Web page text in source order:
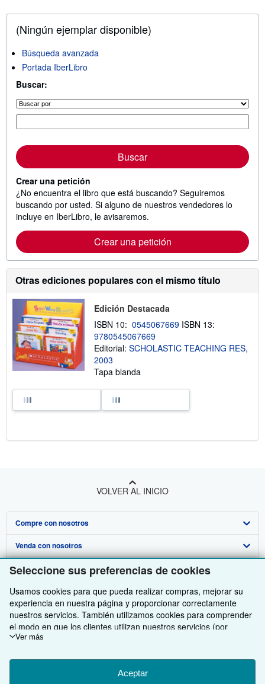
Seleccione sus preferencias de cookies
Usamos cookies para que pueda realizar compras, mejorar su
experiencia en nuestra página y proporcionar correctamente
nuestros servicios. También utilizamos cookies para comprender
el modo en que los clientes utilizan nuestros servicios (por
ejemplo, midiendo las visitas al sitio) y así poder realizar mejoras.
para mostrar contenido relevante en los anuncios y medir el
rendimiento de los mismos. Elija Rechazar si noestá de acuerdo
Ver más
Aceptar
(Ningún ejemplar disponible)
Búsqueda avanzada
Portada IberLibro
Buscar:
Buscar
Crear una petición
¿No encuentra el libro que está buscando? Seguiremos
buscando por usted. Si alguno de nuestros vendedores lo
incluye en IberLibro, le avisaremos.
Crear una petición
Otras ediciones populares con el mismo título
Edición Destacada
ISBN 10: 0545067669 ISBN 13:
9780545067669
Editorial: SCHOLASTIC TEACHING RES,
2003
Tapa blanda
VOLVER AL INICIO
Compre con nosotros
Búsqueda avanzada
Colecciones
Mi cuenta
Mis pedidos
Ver carrito
Venda con nosotros
Comenzar a vender
Únase a nuestro programa de afiliados
Recomiende un vendedor
Sobre nosotros
Sobre IberLibro
Medios
Empleo
Política de Privacidad
Obtener Ayuda
Preguntas frecuentes y guías
Atención al Cliente
Otras compañías de AbeBooks
AbeBooks.com
AbeBooks.co.uk
Siga a IberLibro